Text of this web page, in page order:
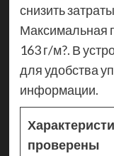
снизить
Максимальная
163 г/м?. В
для удобства
информации.
проверены